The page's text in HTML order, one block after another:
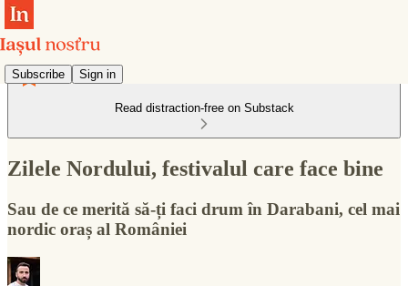
Subscribe Sign in
Read distraction-free on Substack
Zilele Nordului, festivalul care face bine
Sau de ce merită să-ți faci drum în Darabani, cel mai
nordic oraș al României